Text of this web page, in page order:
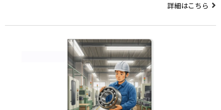
詳細はこちら